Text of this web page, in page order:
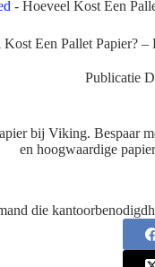
-Hoeveel Kost Een
Kost Een Pallet Papier?
Publicatie
bij Viking. Bespaar
en hoogwaardige
die